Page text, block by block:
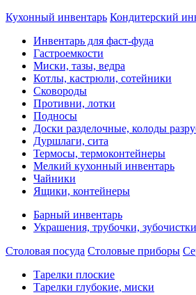
Кухонный инвентарь Кондитерский
Инвентарь для фаст-фуда
Гастроемкости
Миски, тазы, ведра
Котлы, кастрюли, сотейники
Сковороды
Противни, лотки
Подносы
Доски разделочные, колоды
Дуршлаги, сита
Термосы, термоконтейнеры
Мелкий кухонный инвентарь
Чайники
Ящики, контейнеры
Барный инвентарь
Украшения, трубочки, зубочистки
Столовая посуда Столовые приборы
Тарелки плоские
Тарелки глубокие, миски